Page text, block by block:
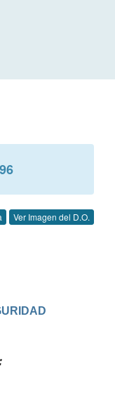
Ver Imagen del D.O.